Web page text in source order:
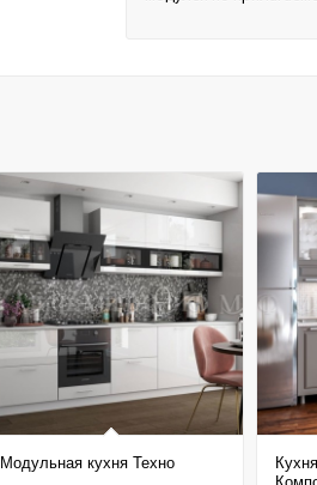
Модульная кухня Техно